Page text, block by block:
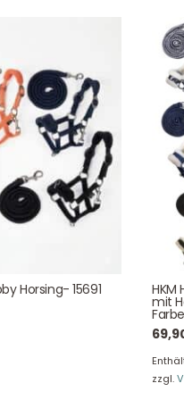
Horsing- 15691
HKM
mit
zzgl.
Haan, wir versenden mit
Weg 17,